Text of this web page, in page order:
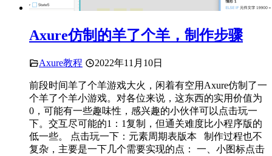
Axure仿制的羊了个羊，制作步骤
Axure教程 2022年11月10日
前段时间羊了个羊游戏大火，闲着有空用Axure仿制了一
个羊了个羊小游戏。对各位来说，这东西的实用价值为
0，可能有一些趣味性，感兴趣的小伙伴可以点击玩一
下。交互尽可能的1：1复制，但通关难度比小程序版的
低一些。 点击玩一下：元素周期表版本 制作过程也不
复杂，主要是一下几个需要实现的点： 一、小图标点击